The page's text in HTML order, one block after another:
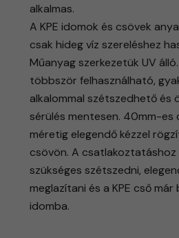
alkalmas.
​A KPE idomok és csövek
csak hideg víz szereléshez
Műanyag szerkezetük UV
többször felhasználható,
alkalommal szétszedhető és
sérülés mentesen. 40mm-es
méretig elegendő kézzel
csövön. A
szükséges szétszedni,
meglazítani és a KPE cső
idomba.